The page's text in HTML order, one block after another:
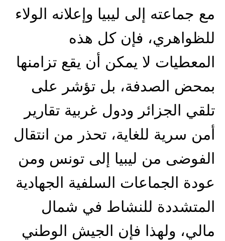
مع جماعته إلى ليبيا وإعلانه الولاء
للظواهري، فإن كل هذه
المعطيات لا يمكن أن يقع تزامنها
بمحض الصدفة، بل تؤشر على
تلقي الجزائر ودول غربية تقارير
أمن سرية للغاية، تحذر من انتقال
الفوضى من ليبيا إلى تونس ومن
عودة الجماعات السلفية الجهادية
المتشددة للنشاط في شمال
مالي، ولهذا فإن الجيش الوطني